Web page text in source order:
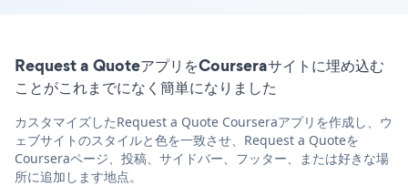
Request a QuoteアプリをCourseraサイトに埋め込む
ことがこれまでになく簡単になりました
カスタマイズしたRequest a Quote Courseraアプリを作成し、ウ
ェブサイトのスタイルと色を一致させ、Request a Quoteを
Courseraページ、投稿、サイドバー、フッター、または好きな場
所に追加します地点。